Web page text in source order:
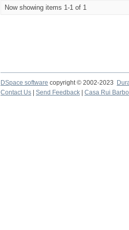
Now showing items 1-1 of 1
DSpace software copyright © 2002-2023
Contact Us
Send Feedback Casa Rui